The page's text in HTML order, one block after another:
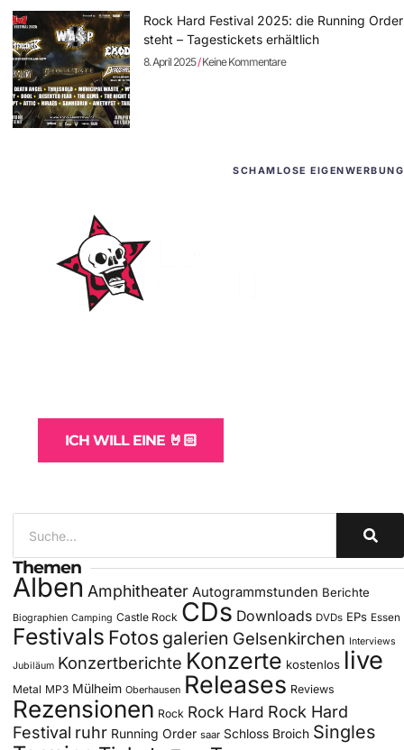
Rock Hard Festival 2025: die Running Order
steht – Tagestickets erhältlich
8. April 2025 Keine Kommentare
SCHAMLOSE EIGENWERBUNG
ICH WILL EINE 🤘🏻
Themen
Alben Amphitheater Autogrammstunden Berichte
Biographien Camping Castle Rock CDs Downloads DVDs EPs Essen
Festivals Fotos galerien Gelsenkirchen Interviews
Jubiläum Konzertberichte Konzerte kostenlos live
Metal MP3 Mülheim Oberhausen Releases Reviews
Rezensionen Rock Rock Hard Rock Hard
Festival ruhr Running Order saar Schloss Broich Singles